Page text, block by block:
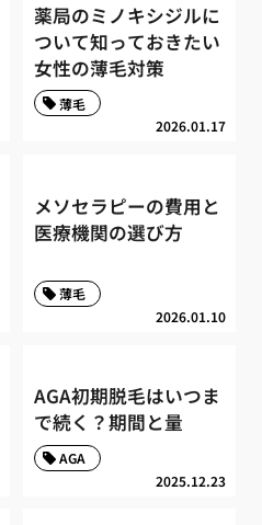
薬局のミノキシジルに
ついて知っておきたい
女性の薄毛対策
2026.01.17
薄毛
メソセラピーの費用と
医療機関の選び方
2026.01.10
薄毛
AGA初期脱毛はいつま
で続く？期間と量
2025.12.23
AGA